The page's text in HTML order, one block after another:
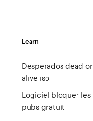
Learn
Desperados dead or
alive iso
Logiciel bloquer les
pubs gratuit